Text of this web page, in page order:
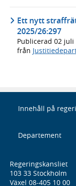
Ett nytt
2025/26:297
Publicerad 02 juli
från
Innehåll på
Departement
Regeringskansliet
103 33 Stockholm
Växel 08-405 10 00